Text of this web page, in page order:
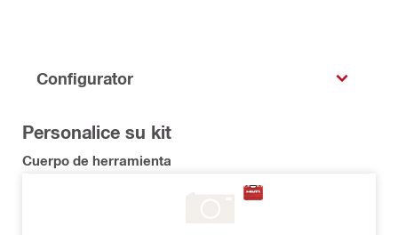
Configurator
Personalice su kit
Cuerpo de herramienta